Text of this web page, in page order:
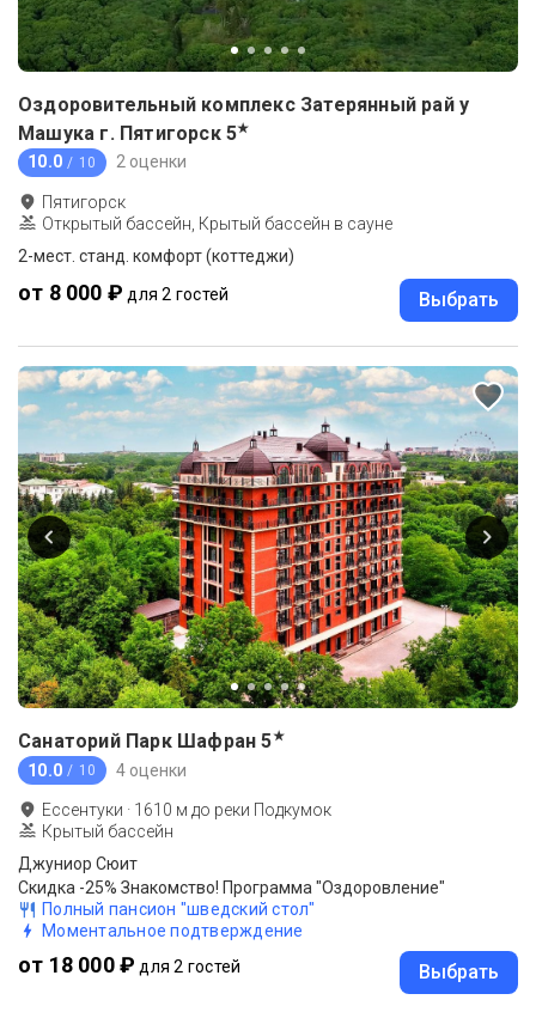
Оздоровительный комплекс Затерянный рай у
Машука г. Пятигорск 5★
10.0 / 10 2 оценки
Пятигорск
Открытый бассейн, Крытый бассейн в сауне
2-мест. станд. комфорт (коттеджи)
от 8 000 ₽ для 2 гостей Выбрать
Санаторий Парк Шафран 5★
10.0 / 10 4 оценки
Ессентуки · 1610 м до реки Подкумок
Крытый бассейн
Джуниор Сюит
Скидка -25% Знакомство! Программа "Оздоровление"
Полный пансион "шведский стол"
Моментальное подтверждение
от 18 000 ₽ для 2 гостей Выбрать